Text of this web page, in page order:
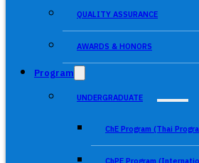
QUALITY ASSURANCE
AWARDS & HONORS
Program
UNDERGRADUATE
ChE Program (Thai